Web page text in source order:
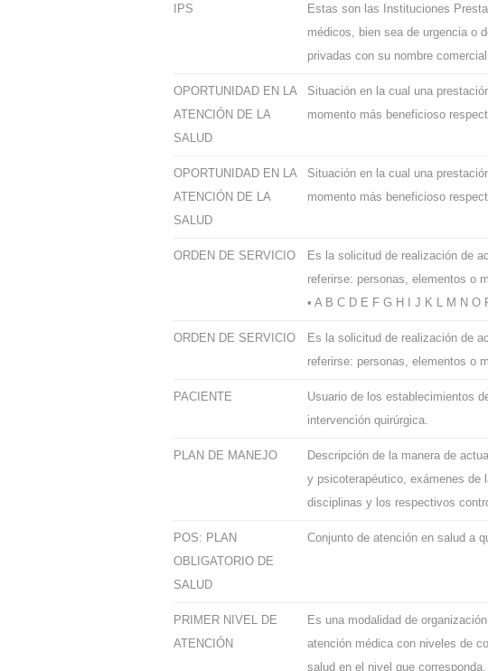
IPS
Estas son las Instituciones
médicos, bien sea de urgencia o
privadas con su nombre
OPORTUNIDAD EN LA
ATENCIÓN DE LA
SALUD
Situación en la cual una
momento más beneficioso
OPORTUNIDAD EN LA
ATENCIÓN DE LA
SALUD
Situación en la cual una
momento más beneficioso
ORDEN DE SERVICIO
Es la solicitud de realización de
referirse: personas, elementos o
• A B C D E F G H I J K L M N O
ORDEN DE SERVICIO
Es la solicitud de realización de
referirse: personas, elementos o
PACIENTE
Usuario de los establecimientos
intervención quirúrgica.
PLAN DE MANEJO
Descripción de la manera de
y psicoterapéutico, exámenes de
disciplinas y los respectivos
POS: PLAN
OBLIGATORIO DE
SALUD
Conjunto de atención en salud a
PRIMER NIVEL DE
ATENCIÓN
Es una modalidad de
atención médica con niveles de
salud en el nivel que corresponda.